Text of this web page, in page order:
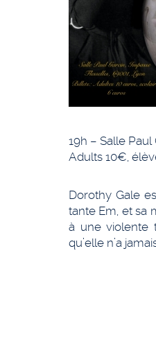
19h – Salle
Adults 10€,
Dorothy Gale
tante Em, et sa
à une violente
qu’elle n’a